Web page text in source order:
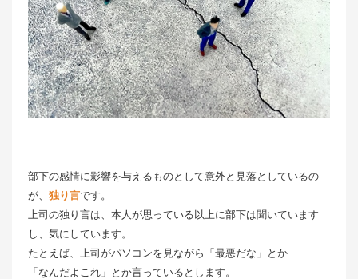
部下の感情に影響を与えるものとして意外と見落としているの
が、 独り言です。
上司の独り言は、本人が思っている以上に部下は聞いています
し、気にしています。
たとえば、上司がパソコンを見ながら「最悪だな」とか
「なんだよこれ」とか言っているとします。